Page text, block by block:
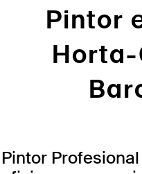
Pintor
Pintor